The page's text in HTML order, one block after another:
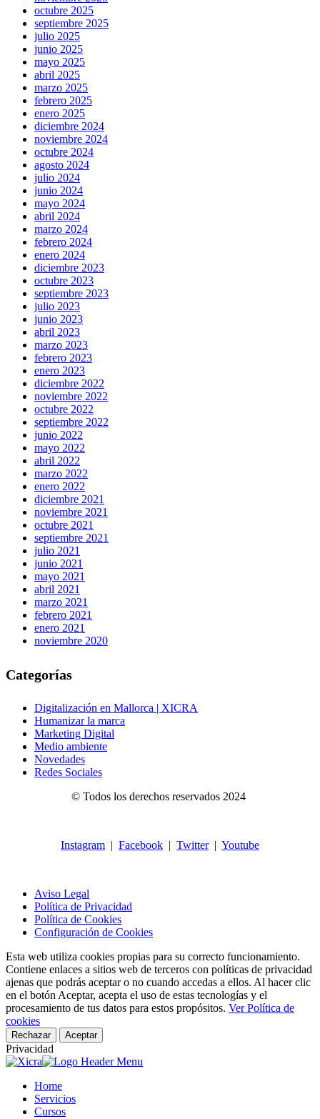
octubre 2025
septiembre 2025
julio 2025
junio 2025
mayo 2025
abril 2025
marzo 2025
febrero 2025
enero 2025
diciembre 2024
noviembre 2024
octubre 2024
agosto 2024
julio 2024
junio 2024
mayo 2024
abril 2024
marzo 2024
febrero 2024
enero 2024
diciembre 2023
octubre 2023
septiembre 2023
julio 2023
junio 2023
abril 2023
marzo 2023
febrero 2023
enero 2023
diciembre 2022
noviembre 2022
octubre 2022
septiembre 2022
junio 2022
mayo 2022
abril 2022
marzo 2022
enero 2022
diciembre 2021
noviembre 2021
octubre 2021
septiembre 2021
julio 2021
junio 2021
mayo 2021
abril 2021
marzo 2021
febrero 2021
enero 2021
noviembre 2020
Categorías
Digitalización en Mallorca | XICRA
Humanizar la marca
Marketing Digital
Medio ambiente
Novedades
Redes Sociales
© Todos los derechos reservados 2024
Instagram | Facebook | Twitter| Youtube
Aviso Legal
Política de Privacidad
Política de Cookies
Configuración de Cookies
Esta web utiliza cookies propias para su correcto funcionamiento.
Contiene enlaces a sitios web de terceros con políticas de privacidad
ajenas que podrás aceptar o no cuando accedas a ellos. Al hacer clic
en el botón Aceptar, acepta el uso de estas tecnologías y el
procesamiento de tus datos para estos propósitos. Ver Política de
cookies
Rechazar Aceptar
Privacidad
Home
Servicios
Cursos